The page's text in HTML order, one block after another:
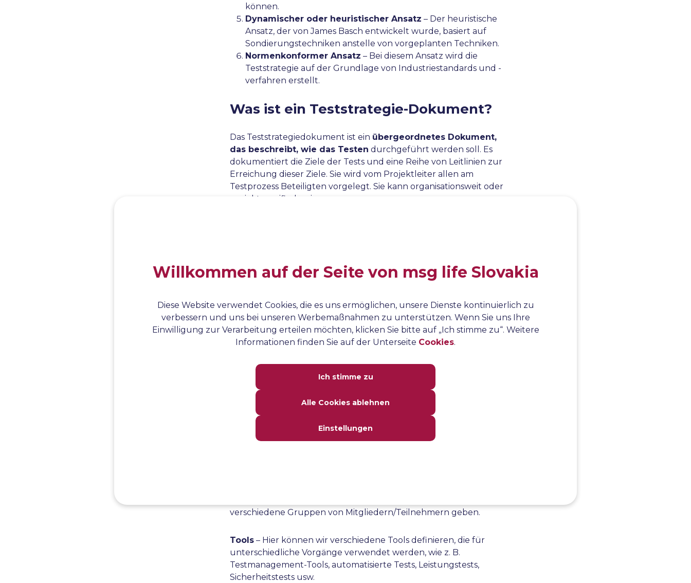
können.
Dynamischer oder heuristischer Ansatz – Der heuristische
Ansatz, der von James Basch entwickelt wurde, basiert auf
Sondierungstechniken anstelle von vorgeplanten Techniken.
Normenkonformer Ansatz – Bei diesem Ansatz wird die
Teststrategie auf der Grundlage von Industriestandards und -
verfahren erstellt.
Was ist ein Teststrategie-Dokument?
Das Teststrategiedokument ist ein übergeordnetes Dokument,
das beschreibt, wie das Testen durchgeführt werden soll. Es
dokumentiert die Ziele der Tests und eine Reihe von Leitlinien zur
Erreichung dieser Ziele. Sie wird vom Projektleiter allen am
Testprozess Beteiligten vorgelegt. Sie kann organisationsweit oder
projektspezifisch sein.
Wir werden die verschiedenen Schritte erörtern, die bei der
Erstellung eines guten Teststrategie-Dokuments durchgeführt
Umfang und Überblick– hier wird kurz der Überblick über das
Projekt und die Zielgruppe des Dokuments definiert. Auch die
Testaktivitäten und ihr Zeitplan sind festzulegen. In diesem
das Dokument prüfen und genehmigen werden.
– Dieser Schritt definiert den gesamten Testprozess
sowie die Rollen und Verantwortlichkeiten der einzelnen
Teammitglieder. In diesem Abschnitt wird auch die Art der
durchzuführenden Tests, die Verwendung von
verschiedene Gruppen von Mitgliedern/Teilnehmern geben.
Tools – Hier können wir verschiedene Tools definieren, die für
unterschiedliche Vorgänge verwendet werden, wie z. B.
Testmanagement-Tools, automatisierte Tests, Leistungstests,
Sicherheitstests usw.
Willkommen auf der Seite von msg life Slovakia
Diese Website verwendet Cookies, die es uns ermöglichen, unsere Dienste kontinuierlich zu
verbessern und uns bei unseren Werbemaßnahmen zu unterstützen. Wenn Sie uns Ihre
Einwilligung zur Verarbeitung erteilen möchten, klicken Sie bitte auf „Ich stimme zu“. Weitere
Informationen finden Sie auf der Unterseite Cookies.
Ich stimme zu
Alle Cookies ablehnen
Einstellungen